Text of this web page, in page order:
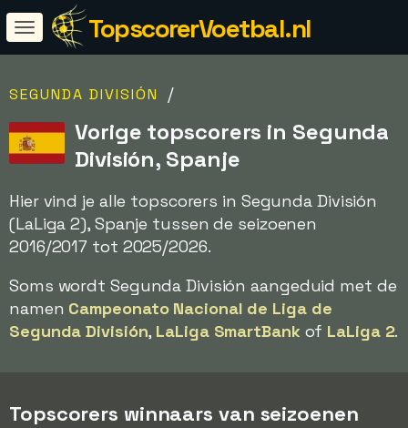
TopscorerVoetbal.nl
SEGUNDA DIVISIÓN /
Vorige topscorers in Segunda
División, Spanje
Hier vind je alle topscorers in Segunda División
(LaLiga 2), Spanje tussen de seizoenen
2016/2017 tot 2025/2026.
Soms wordt Segunda División aangeduid met de
namen Campeonato Nacional de Liga de
Segunda División, LaLiga SmartBankof LaLiga 2.
Topscorers winnaars van seizoenen